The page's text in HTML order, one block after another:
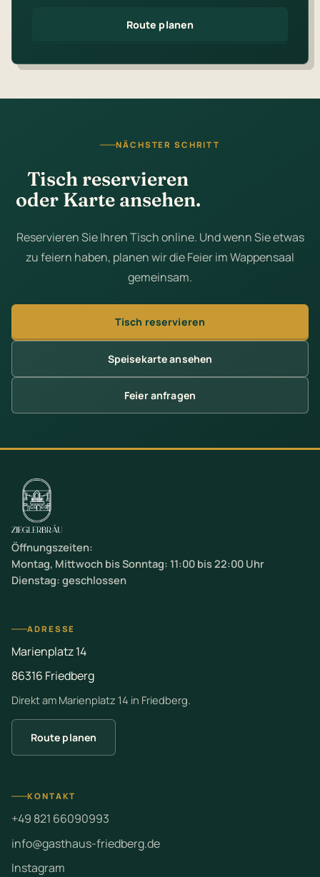
Route planen
NÄCHSTER SCHRITT
Tisch reservieren
oder Karte ansehen.
Reservieren Sie Ihren Tisch online. Und wenn Sie etwas
zu feiern haben, planen wir die Feier im Wappensaal
gemeinsam.
Tisch reservieren
Speisekarte ansehen
Feier anfragen
Öffnungszeiten:
Montag, Mittwoch bis Sonntag: 11:00 bis 22:00 Uhr
Dienstag: geschlossen
ADRESSE
Marienplatz 14
86316 Friedberg
Direkt am Marienplatz 14 in Friedberg.
Route planen
KONTAKT
+49 821 66090993
info@gasthaus-friedberg.de
Instagram